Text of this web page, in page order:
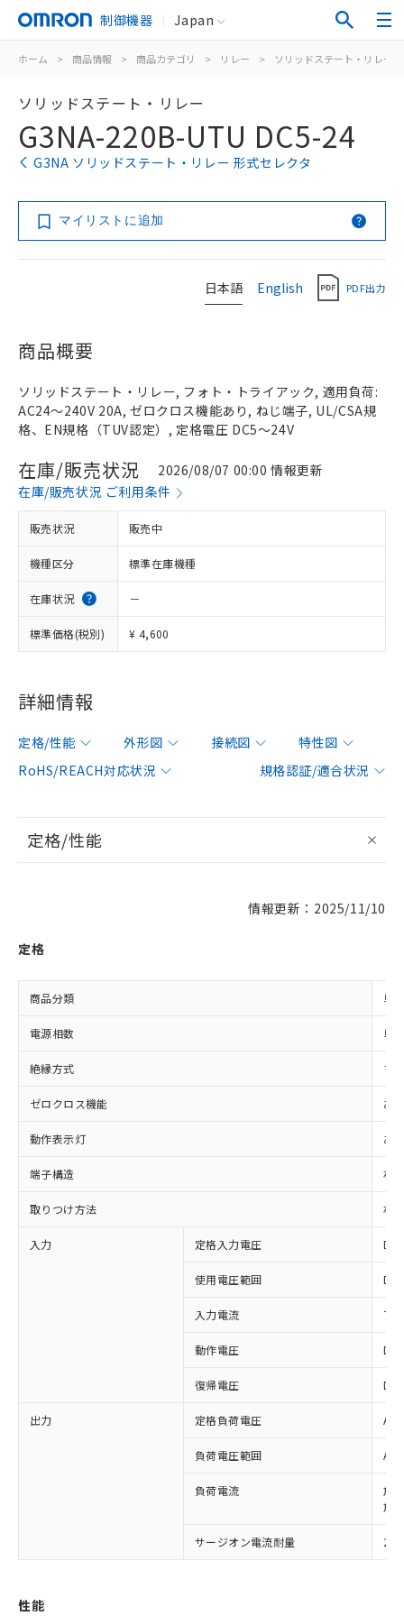
制御機器 Japan
ホーム > 商品情報 > 商品カテゴリ > リレー > ソリッドステート・リレー
ソリッドステート・リレー
G3NA-220B-UTU DC5-24
G3NA ソリッドステート・リレー 形式セレクタ
マイリストに追加
日本語 English PDF出力
商品概要
ソリッドステート・リレー, フォト・トライアック, 適用負荷:
AC24～240V 20A, ゼロクロス機能あり, ねじ端子, UL/CSA規
格、EN規格（TUV認定）, 定格電圧 DC5～24V
在庫/販売状況
2026/08/07 00:00 情報更新
在庫/販売状況 ご利用条件
販売状況 販売中
機種区分 標準在庫機種
在庫状況 －
標準価格(税別) ¥ 4,600
詳細情報
定格/性能 外形図 接続図
特性図
RoHS/REACH対応状況
規格認証/適合状況
定格/性能
情報更新：2025/11/10
定格
商品分類 単
電源相数 単
絶縁方式 フ
ゼロクロス機能 あ
動作表示灯 あ
端子構造 ね
取りつけ方法 ね
入力 定格入力電圧
使用電圧範囲
入力電流
動作電圧
復帰電圧
出力 定格負荷電圧
負荷電圧範囲
負荷電流
放
放
サージオン電流耐量
性能
対応予定：EU RoHS指令（10物質）の非含